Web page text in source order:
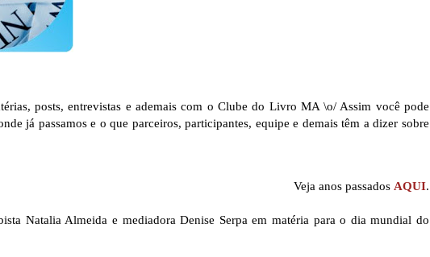
posts, entrevistas e ademais com o Clube do Livro MA \o/ Assim você pode
já passamos e o que parceiros, participantes, equipe e demais têm a dizer sobre
Veja anos passados AQUI.
Natalia Almeida e mediadora Denise Serpa em matéria para o dia mundial do